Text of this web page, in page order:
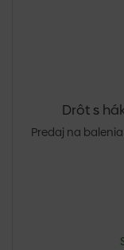
Drôt s
Predaj na